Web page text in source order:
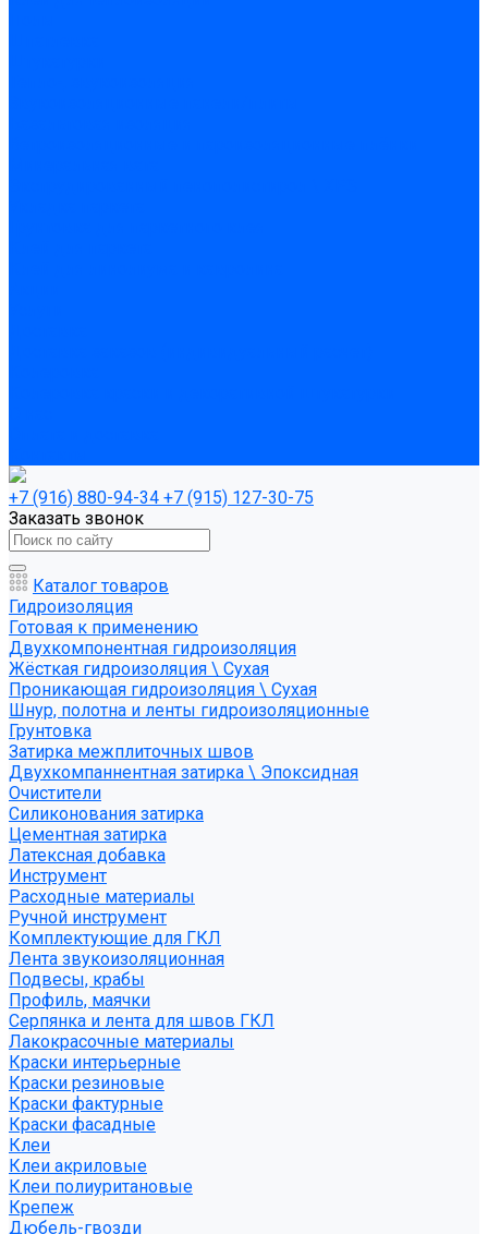
+7 (916) 880-94-34 +7 (915) 127-30-75
Заказать звонок
Каталог товаров
Гидроизоляция
Готовая к применению
Двухкомпонентная гидроизоляция
Жёсткая гидроизоляция \ Сухая
Проникающая гидроизоляция \ Сухая
Шнур, полотна и ленты гидроизоляционные
Грунтовка
Затирка межплиточных швов
Двухкомпаннентная затирка \ Эпоксидная
Очистители
Силиконования затирка
Цементная затирка
Латексная добавка
Инструмент
Расходные материалы
Ручной инструмент
Комплектующие для ГКЛ
Лента звукоизоляционная
Подвесы, крабы
Профиль, маячки
Серпянка и лента для швов ГКЛ
Лакокрасочные материалы
Краски интерьерные
Краски резиновые
Краски фактурные
Краски фасадные
Клеи
Клеи акриловые
Клеи полиуритановые
Крепеж
Дюбель-гвозди